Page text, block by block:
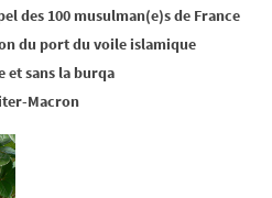
des 100 musulman(e)s de France
du port du voile islamique
et sans la burqa
Macron